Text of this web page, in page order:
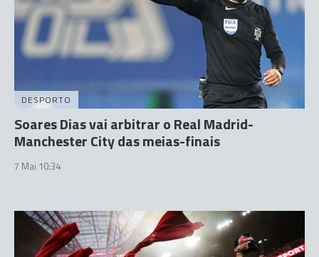
DESPORTO
Soares Dias vai arbitrar o Real Madrid-
Manchester City das meias-finais
7 Mai 10:34